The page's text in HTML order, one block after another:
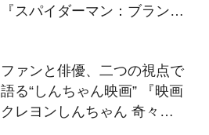
『スパイダーマン：ブラン
ファンと俳優、二つの視点で
語る“しんちゃん映画” 『映画
クレヨンしんちゃん 奇々